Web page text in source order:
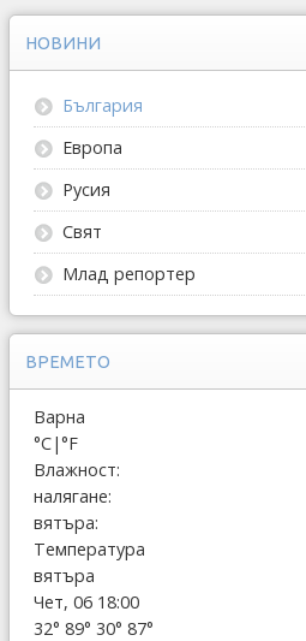
НОВИНИ
България
Европа
Русия
Свят
Млад репортер
ВРЕМЕТО
Варна
°C|°F
Влажност:
налягане:
вятъра:
Температура
вятъра
Чет, 06 18:00
32° 89° 30° 87°